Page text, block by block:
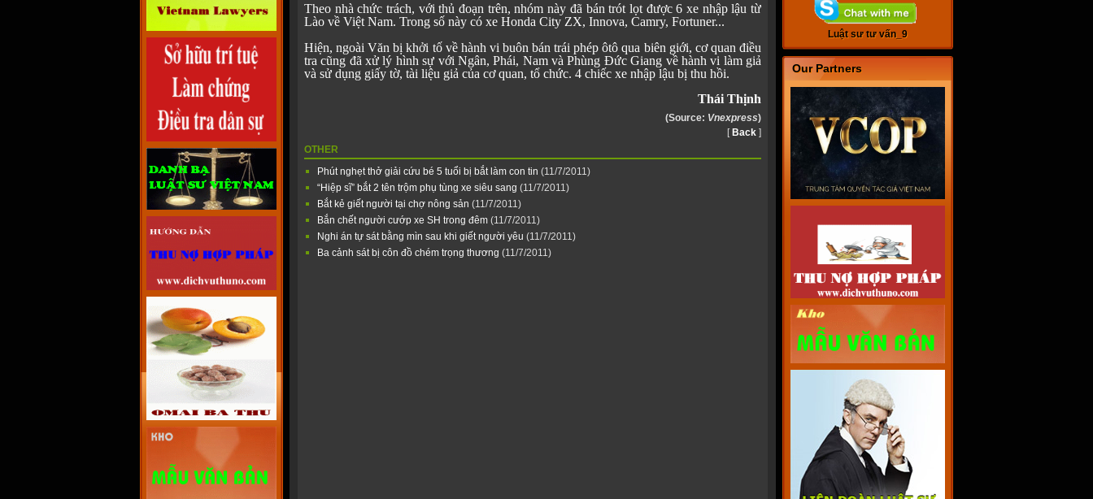
Theo nhà chức trách, với thủ đoạn trên, nhóm này đã bán trót lọt được 6 xe nhập lậu từ
Lào về Việt Nam. Trong số này có xe Honda City ZX, Innova, Camry, Fortuner...
Hiện, ngoài Văn bị khởi tố về hành vi buôn bán trái phép ôtô qua biên giới, cơ quan điều
tra cũng đã xử lý hình sự với Ngân, Phái, Nam và Phùng Đức Giang về hành vi làm giả
và sử dụng giấy tờ, tài liệu giả của cơ quan, tổ chức. 4 chiếc xe nhập lậu bị thu hồi.
Thái Thịnh
(Source: Vnexpress)
[ Back ]
OTHER
Phút nghẹt thở giải cứu bé 5 tuổi bị bắt làm con tin (11/7/2011)
“Hiệp sĩ” bắt 2 tên trộm phụ tùng xe siêu sang (11/7/2011)
Bắt kẻ giết người tại chợ nông sản (11/7/2011)
Bắn chết người cướp xe SH trong đêm (11/7/2011)
Nghi án tự sát bằng mìn sau khi giết người yêu (11/7/2011)
Ba cảnh sát bị côn đồ chém trọng thương (11/7/2011)
Luật sư tư vấn_9
Our Partners